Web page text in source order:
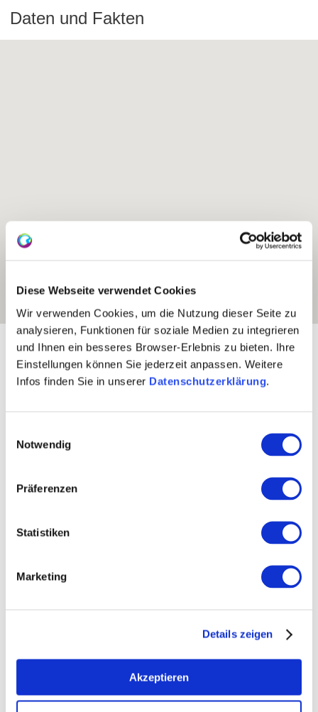
Diese Webseite verwendet Cookies
Wir verwenden Cookies, um die Nutzung dieser Seite zu
analysieren, Funktionen für soziale Medien zu integrieren
und Ihnen ein besseres Browser-Erlebnis zu bieten. Ihre
Einstellungen können Sie jederzeit anpassen. Weitere
Infos finden Sie in unserer Datenschutzerklärung.
Notwendig
Präferenzen
Statistiken
Marketing
Details zeigen
Akzeptieren
Daten und Fakten
Exposition: Südost
Gemarkung: Nierstein